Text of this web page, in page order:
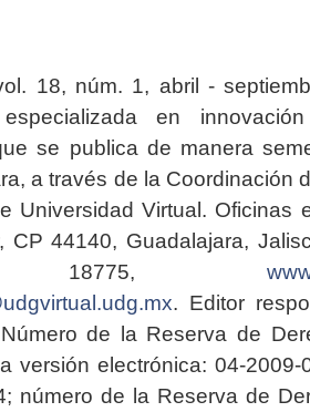
18, núm. 1, abril -
en
se publica de manera
a través de la Coordinación
Universidad Virtual. Oficinas
CP 44140, Guadalajara,
18775,
. Editor
de la Reserva de
versión electrónica: 04-2009-
número de la Reserva de